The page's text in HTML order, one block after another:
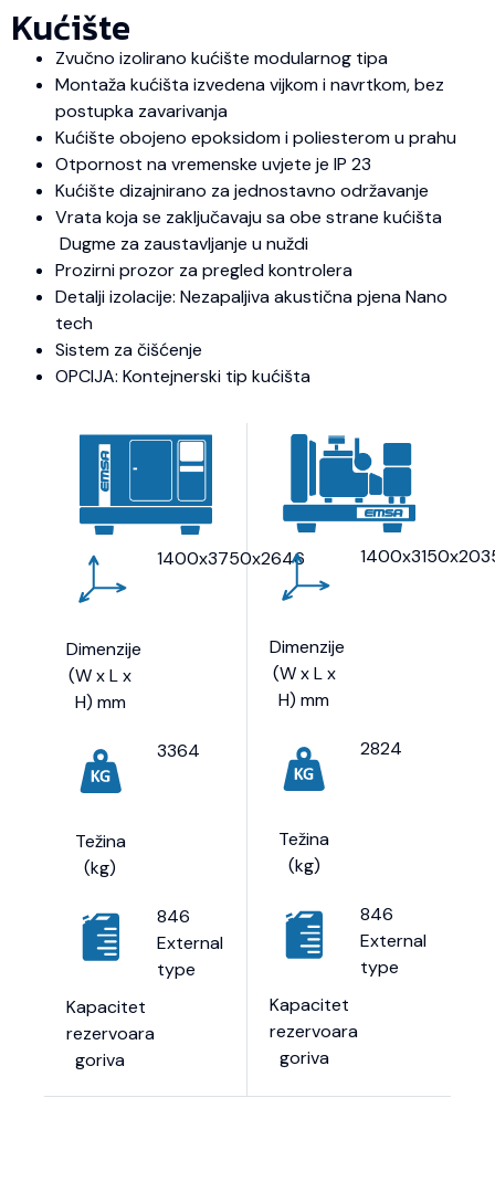
Kućište
Zvučno izolirano kućište modularnog tipa
Montaža kućišta izvedena vijkom i navrtkom, bez
postupka zavarivanja
Kućište obojeno epoksidom i poliesterom u prahu
Otpornost na vremenske uvjete je IP 23
Kućište dizajnirano za jednostavno održavanje
Vrata koja se zaključavaju sa obe strane kućišta
Dugme za zaustavljanje u nuždi
Prozirni prozor za pregled kontrolera
Detalji izolacije: Nezapaljiva akustična pjena Nano
tech
Sistem za čišćenje
OPCIJA: Kontejnerski tip kućišta
Dimenzije
(W x L x
H) mm
1400x3750x2646
Težina
(kg)
3364
Kapacitet
rezervoara
goriva
846
External
type
Dimenzije
(W x L x
H) mm
Težina
(kg)
2824
Kapacitet
rezervoara
goriva
846
External
type